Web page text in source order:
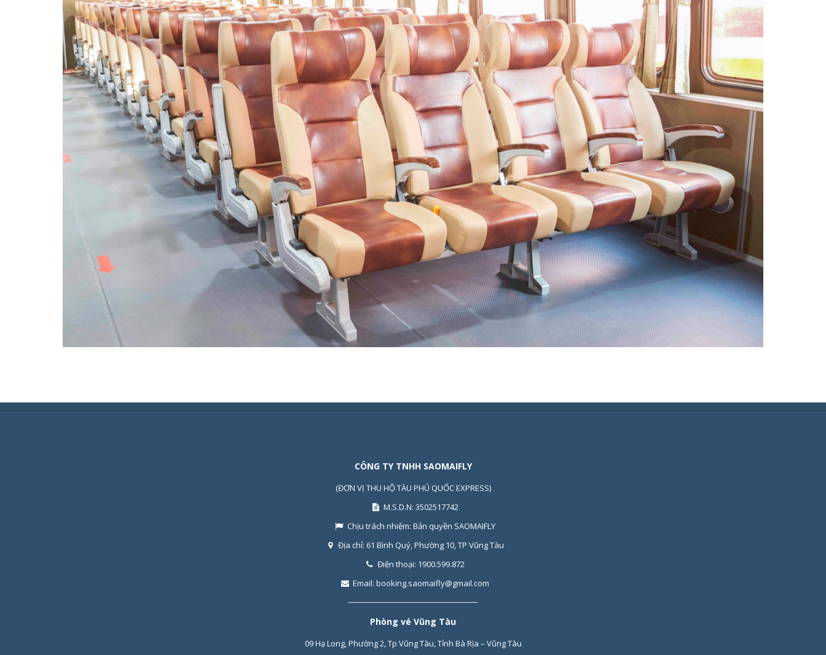
CÔNG TY TNHH SAOMAIFLY
(ĐƠN VỊ THU HỘ TÀU PHÚ QUỐC EXPRESS)
M.S.D.N: 3502517742
Chịu trách nhiệm: Bản quyền SAOMAIFLY
Địa chỉ: 61 Bình Quý, Phường 10, TP Vũng Tàu
Điện thoại: 1900.599.872
Email: booking.saomaifly@gmail.com
Phòng vé Vũng Tàu
09 Hạ Long, Phường 2, Tp Vũng Tàu, Tỉnh Bà Rịa – Vũng Tàu